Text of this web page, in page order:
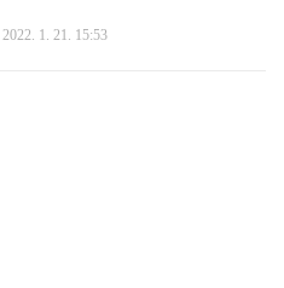
2022. 1. 21. 15:53